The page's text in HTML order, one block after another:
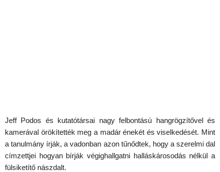
Jeff Podos és kutatótársai nagy felbontású hangrögzítővel és
kamerával örökítették meg a madár énekét és viselkedését. Mint
a tanulmány írják, a vadonban azon tűnődtek, hogy a szerelmi dal
címzettjei hogyan bírják végighallgatni halláskárosodás nélkül a
fülsiketítő nászdalt.